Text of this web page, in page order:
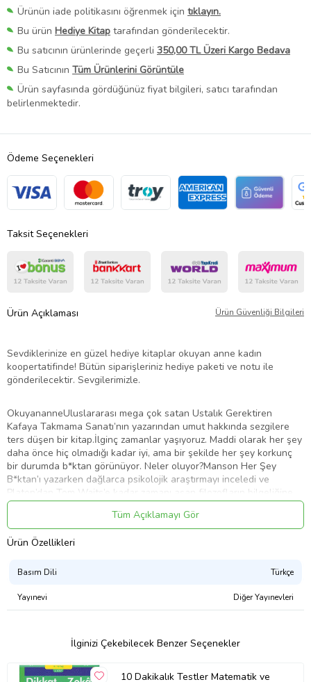
Ürünün iade politikasını öğrenmek için tıklayın.
Bu ürün Hediye Kitap tarafından gönderilecektir.
Bu satıcının ürünlerinde geçerli 350,00 TL Üzeri Kargo Bedava
Bu Satıcının Tüm Ürünlerini Görüntüle
Ürün sayfasında gördüğünüz fiyat bilgileri, satıcı tarafından
belirlenmektedir.
Ödeme Seçenekleri
Taksit Seçenekleri
Ürün Açıklaması Ürün Güvenliği Bilgileri
Sevdiklerinize en güzel hediye kitaplar okuyan anne kadın
koopertatifinde! Bütün siparişleriniz hediye paketi ve notu ile
gönderilecektir. Sevgilerimizle.
OkuyananneUluslararası mega çok satan Ustalık Gerektiren
Kafaya Takmama Sanatı’nın yazarından umut hakkında sezgilere
ters düşen bir kitap.İlginç zamanlar yaşıyoruz. Maddi olarak her şey
daha önce hiç olmadığı kadar iyi, ama bir şekilde her şey korkunç
bir durumda b*ktan görünüyor. Neler oluyor?Manson Her Şey
B*ktan’ı yazarken dağlarca psikolojik araştırmayı inceledi ve
Platon’dan Tom Waits’e kadar zamanı aşan filozofların bilgeliğine
başvurarak parayı, eğlenceyi, politikayı ve interneti mercek altına
aldı. Kendimize karşı daha dürüst olmamız için bizlere meydan
okudu; açıkça inanç, mutluluk, özgürlük ve hatta umut tanımlarımızı
sorguladı. Dünyanın en büyük modern yazarlarından olan
kavgalar çıkması için yolladılar. Ama bir şey daha yaptılar: Onu bir
süslemeleri vardı. Pandora’dan bunu bir erkeğe vermesini istediler,
ama kutunun hiç açılmaması gerektiği talimatını verdiler. Biri kutuyu
hastalıklar, nefret ve haset. Artık insanlar birbirlerini
öldürüyorlardı.Savaşlar başladı. Krallıklar ve rekabet başladı.
Kölelik akıllarına geldi. İmparatorlar birbirlerinin topraklarını
fethetmeye başlayarak binlerce insanı öldürdüler. Koca şehirler
Tüm Açıklamayı Gör
Ürün Özellikleri
Basım Dili Türkçe
Yayınevi Diğer Yayınevleri
İlginizi Çekebilecek Benzer Seçenekler
10 Dakikalık Testler Matematik ve